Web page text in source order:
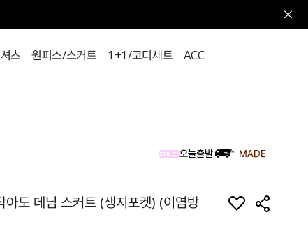
츠 원피스/스커트 1+1/코디세트 ACC
아도 데님 스커트 (생지포켓) (이염방